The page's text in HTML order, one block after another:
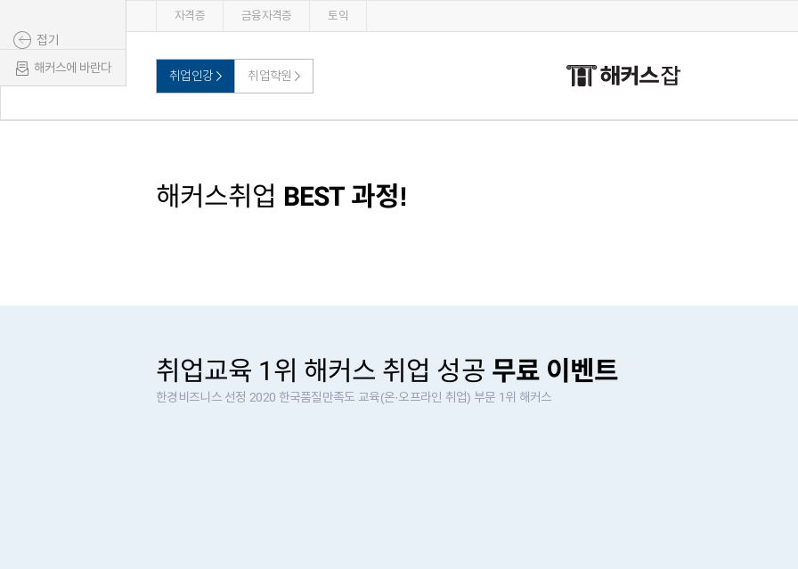
자격증 금융자격증 토익
취업인강 취업학원
접기
해커스에 바란다
해커스취업 BEST 과정!
취업교육 1위 해커스 취업 성공 무료 이벤트
한경비즈니스 선정 2020 한국품질만족도 교육(온·오프라인 취업) 부문 1위 해커스